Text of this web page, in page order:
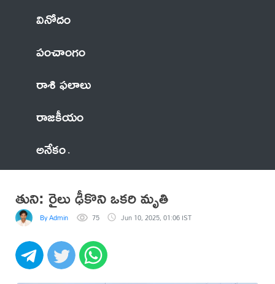
వినోదం
పంచాంగం
రాశి ఫలాలు
రాజకీయం
అనేకం
తుని: రైలు ఢీకొని ఒకరి మృతి
By Admin 75 Jun 10, 2025, 01:06 IST